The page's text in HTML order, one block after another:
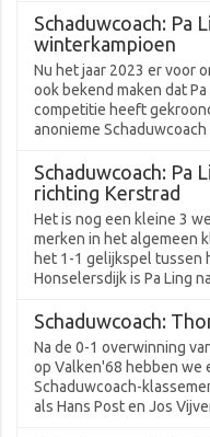
Schaduwcoach: Pa
winterkampioen
Nu het jaar 2023 er voor
ook bekend maken dat
competitie heeft
anonieme
Schaduwcoach: Pa
richting Kerstrad
Het is nog een kleine 3
merken in het algemeen
het 1-1 gelijkspel tussen
Honselersdijk is Pa Ling
Schaduwcoach:
Na de 0-1 overwinning
op Valken'68 hebben we
Schaduwcoach-
als Hans Post en Jos